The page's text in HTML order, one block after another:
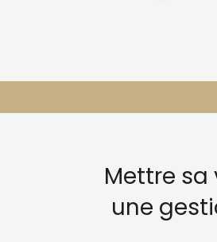
Mettre
une